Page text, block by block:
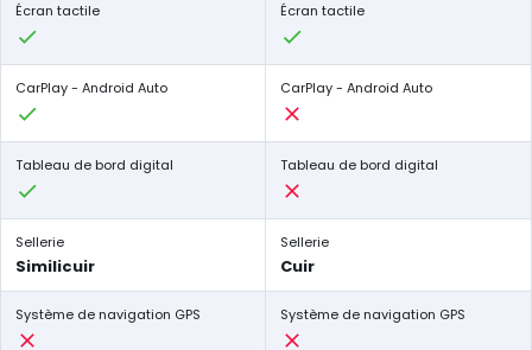
Écran tactile Écran tactile
CarPlay - Android Auto CarPlay - Android Auto
Tableau de bord digital Tableau de bord digital
Sellerie
Similicuir
Sellerie
Cuir
Système de navigation GPS Système de navigation GPS